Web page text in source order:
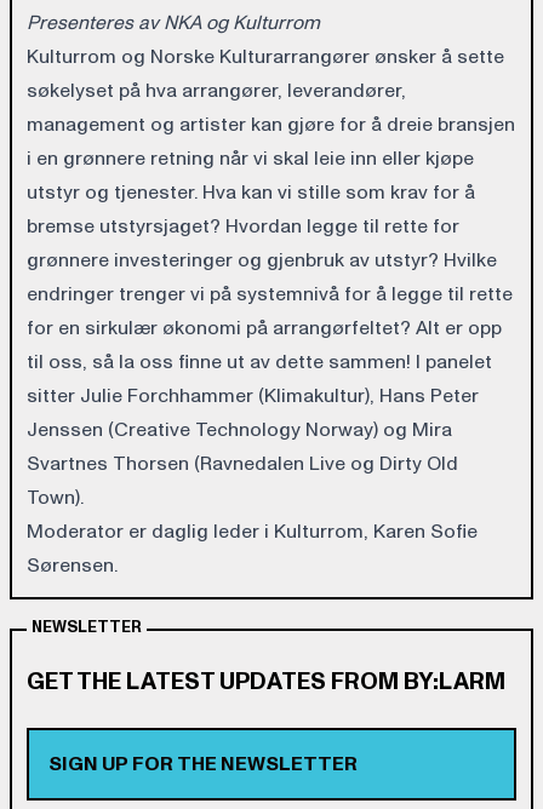
Presenteres av NKA og Kulturrom
Kulturrom og Norske Kulturarrangører ønsker å sette
søkelyset på hva arrangører, leverandører,
management og artister kan gjøre for å dreie bransjen
i en grønnere retning når vi skal leie inn eller kjøpe
utstyr og tjenester. Hva kan vi stille som krav for å
bremse utstyrsjaget? Hvordan legge til rette for
grønnere investeringer og gjenbruk av utstyr? Hvilke
endringer trenger vi på systemnivå for å legge til rette
for en sirkulær økonomi på arrangørfeltet? Alt er opp
til oss, så la oss finne ut av dette sammen! I panelet
sitter Julie Forchhammer (Klimakultur), Hans Peter
Jenssen (Creative Technology Norway) og Mira
Svartnes Thorsen (Ravnedalen Live og Dirty Old
Town).
Moderator er daglig leder i Kulturrom, Karen Sofie
Sørensen.
NEWSLETTER
GET THE LATEST UPDATES FROM BY:LARM
SIGN UP FOR THE NEWSLETTER